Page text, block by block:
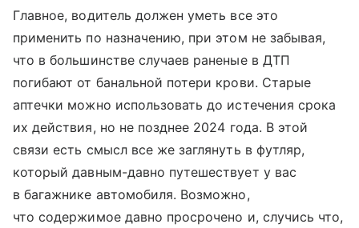
Главное, водитель должен уметь все это
применить по назначению, при этом не забывая,
что в большинстве случаев раненые в ДТП
погибают от банальной потери крови. Старые
аптечки можно использовать до истечения срока
их действия, но не позднее 2024 года. В этой
связи есть смысл все же заглянуть в футляр,
который давным-давно путешествует у вас
в багажнике автомобиля. Возможно,
что содержимое давно просрочено и, случись что,